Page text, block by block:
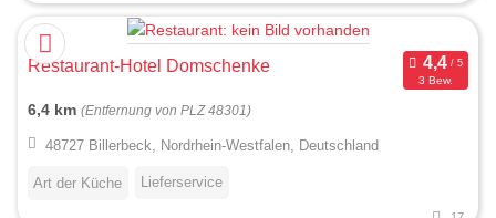
Restaurant-Hotel Domschenke
3 Bew.
6,4 km (Entfernung von PLZ 48301)
48727 Billerbeck, Nordrhein-Westfalen, Deutschland
Art der Küche Lieferservice